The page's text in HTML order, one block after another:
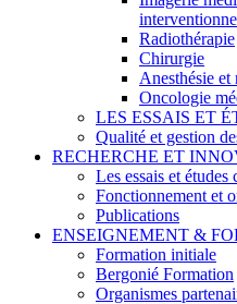
Radiothérapie
Chirurgie
Anesthésie et
Oncologie
LES ESSAIS ET
Qualité et gestion
RECHERCHE ET
Les essais et études
Fonctionnement et
Publications
ENSEIGNEMENT &
Formation initiale
Bergonié Formation
Organismes